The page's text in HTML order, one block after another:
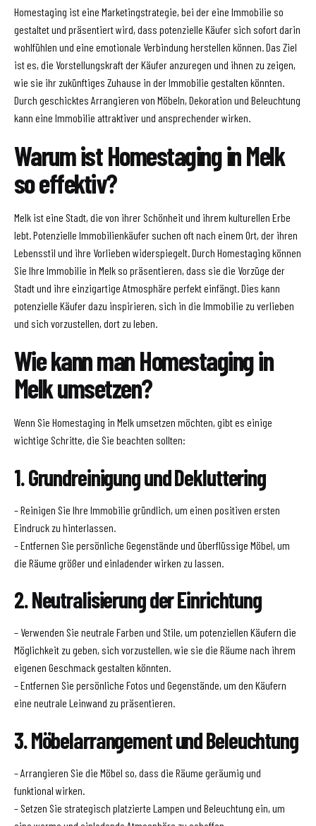
Homestaging ist eine Marketingstrategie, bei der eine Immobilie so
gestaltet und präsentiert wird, dass potenzielle Käufer sich sofort darin
wohlfühlen und eine emotionale Verbindung herstellen können. Das Ziel
ist es, die Vorstellungskraft der Käufer anzuregen und ihnen zu zeigen,
wie sie ihr zukünftiges Zuhause in der Immobilie gestalten könnten.
Durch geschicktes Arrangieren von Möbeln, Dekoration und Beleuchtung
kann eine Immobilie attraktiver und ansprechender wirken.
Warum ist Homestaging in Melk
so effektiv?
Melk ist eine Stadt, die von ihrer Schönheit und ihrem kulturellen Erbe
lebt. Potenzielle Immobilienkäufer suchen oft nach einem Ort, der ihren
Lebensstil und ihre Vorlieben widerspiegelt. Durch Homestaging können
Sie Ihre Immobilie in Melk so präsentieren, dass sie die Vorzüge der
Stadt und ihre einzigartige Atmosphäre perfekt einfängt. Dies kann
potenzielle Käufer dazu inspirieren, sich in die Immobilie zu verlieben
und sich vorzustellen, dort zu leben.
Wie kann man Homestaging in
Melk umsetzen?
Wenn Sie Homestaging in Melk umsetzen möchten, gibt es einige
wichtige Schritte, die Sie beachten sollten:
1. Grundreinigung und Dekluttering
– Reinigen Sie Ihre Immobilie gründlich, um einen positiven ersten
Eindruck zu hinterlassen.
– Entfernen Sie persönliche Gegenstände und überflüssige Möbel, um
die Räume größer und einladender wirken zu lassen.
2. Neutralisierung der Einrichtung
– Verwenden Sie neutrale Farben und Stile, um potenziellen Käufern die
Möglichkeit zu geben, sich vorzustellen, wie sie die Räume nach ihrem
eigenen Geschmack gestalten könnten.
– Entfernen Sie persönliche Fotos und Gegenstände, um den Käufern
eine neutrale Leinwand zu präsentieren.
3. Möbelarrangement und Beleuchtung
– Arrangieren Sie die Möbel so, dass die Räume geräumig und
funktional wirken.
– Setzen Sie strategisch platzierte Lampen und Beleuchtung ein, um